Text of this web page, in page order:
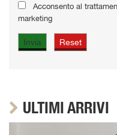
Acconsento al
marketing
ULTIMI ARRIVI